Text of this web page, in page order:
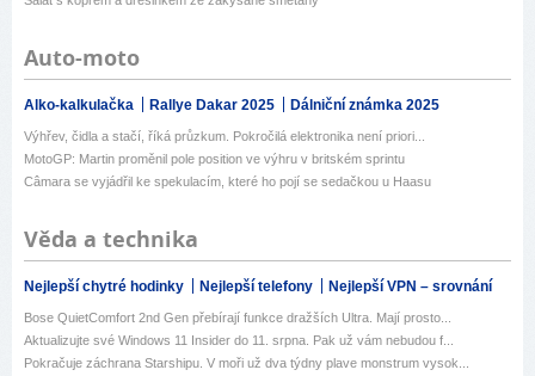
Auto-moto
Alko-kalkulačka Rallye Dakar 2025 Dálniční známka 2025
Výhřev, čidla a stačí, říká průzkum. Pokročilá elektronika není priori...
MotoGP: Martin proměnil pole position ve výhru v britském sprintu
Câmara se vyjádřil ke spekulacím, které ho pojí se sedačkou u Haasu
Věda a technika
Nejlepší chytré hodinky Nejlepší telefony Nejlepší VPN – srovnání
Bose QuietComfort 2nd Gen přebírají funkce dražších Ultra. Mají prosto...
Aktualizujte své Windows 11 Insider do 11. srpna. Pak už vám nebudou f...
Pokračuje záchrana Starshipu. V moři už dva týdny plave monstrum vysok...